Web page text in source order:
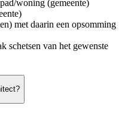
woning (gemeente)
met daarin een opsomming
schetsen van het gewenste